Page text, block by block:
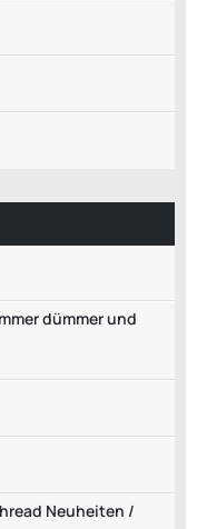
dümmer und
Neuheiten /